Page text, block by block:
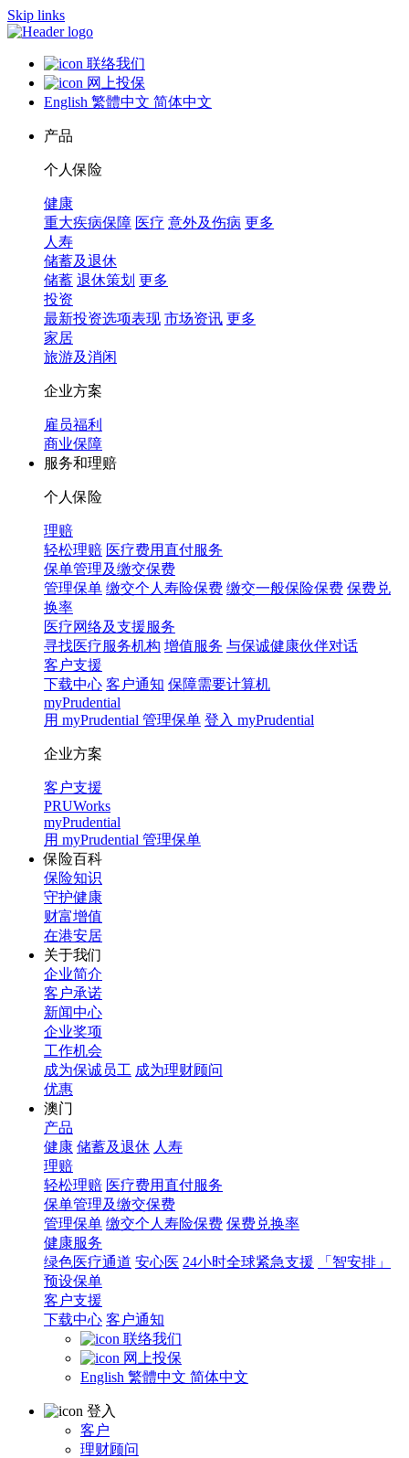
Skip links
联络我们
网上投保
English 繁體中文 简体中文
产品
个人保险
健康
重大疾病保障 医疗 意外及伤病 更多
人寿
储蓄及退休
储蓄 退休策划 更多
投资
最新投资选项表现 市场资讯 更多
家居
旅游及消闲
企业方案
雇员福利
商业保障
服务和理赔
个人保险
理赔
轻松理赔 医疗费用直付服务
保单管理及缴交保费
管理保单 缴交个人寿险保费 缴交一般保险保费 保费兑
换率
医疗网络及支援服务
寻找医疗服务机构 增值服务 与保诚健康伙伴对话
客户支援
下载中心 客户通知 保障需要计算机
myPrudential
用 myPrudential 管理保单 登入 myPrudential
企业方案
客户支援
PRUWorks
myPrudential
用 myPrudential 管理保单
保险百科
保险知识
守护健康
财富增值
在港安居
关于我们
企业简介
客户承诺
新闻中心
企业奖项
工作机会
成为保诚员工 成为理财顾问
优惠
澳门
产品
健康 储蓄及退休 人寿
理赔
轻松理赔 医疗费用直付服务
保单管理及缴交保费
管理保单 缴交个人寿险保费 保费兑换率
健康服务
绿色医疗通道 安心医 24小时全球紧急支援
「智安排」
预设保单
客户支援
下载中心 客户通知
联络我们
网上投保
English 繁體中文 简体中文
登入
客户
理财顾问